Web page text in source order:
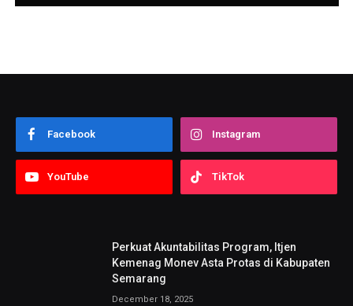
Facebook Instagram
YouTube TikTok
Perkuat Akuntabilitas Program, Itjen
Kemenag Monev Asta Protas di Kabupaten
Semarang
December 18, 2025